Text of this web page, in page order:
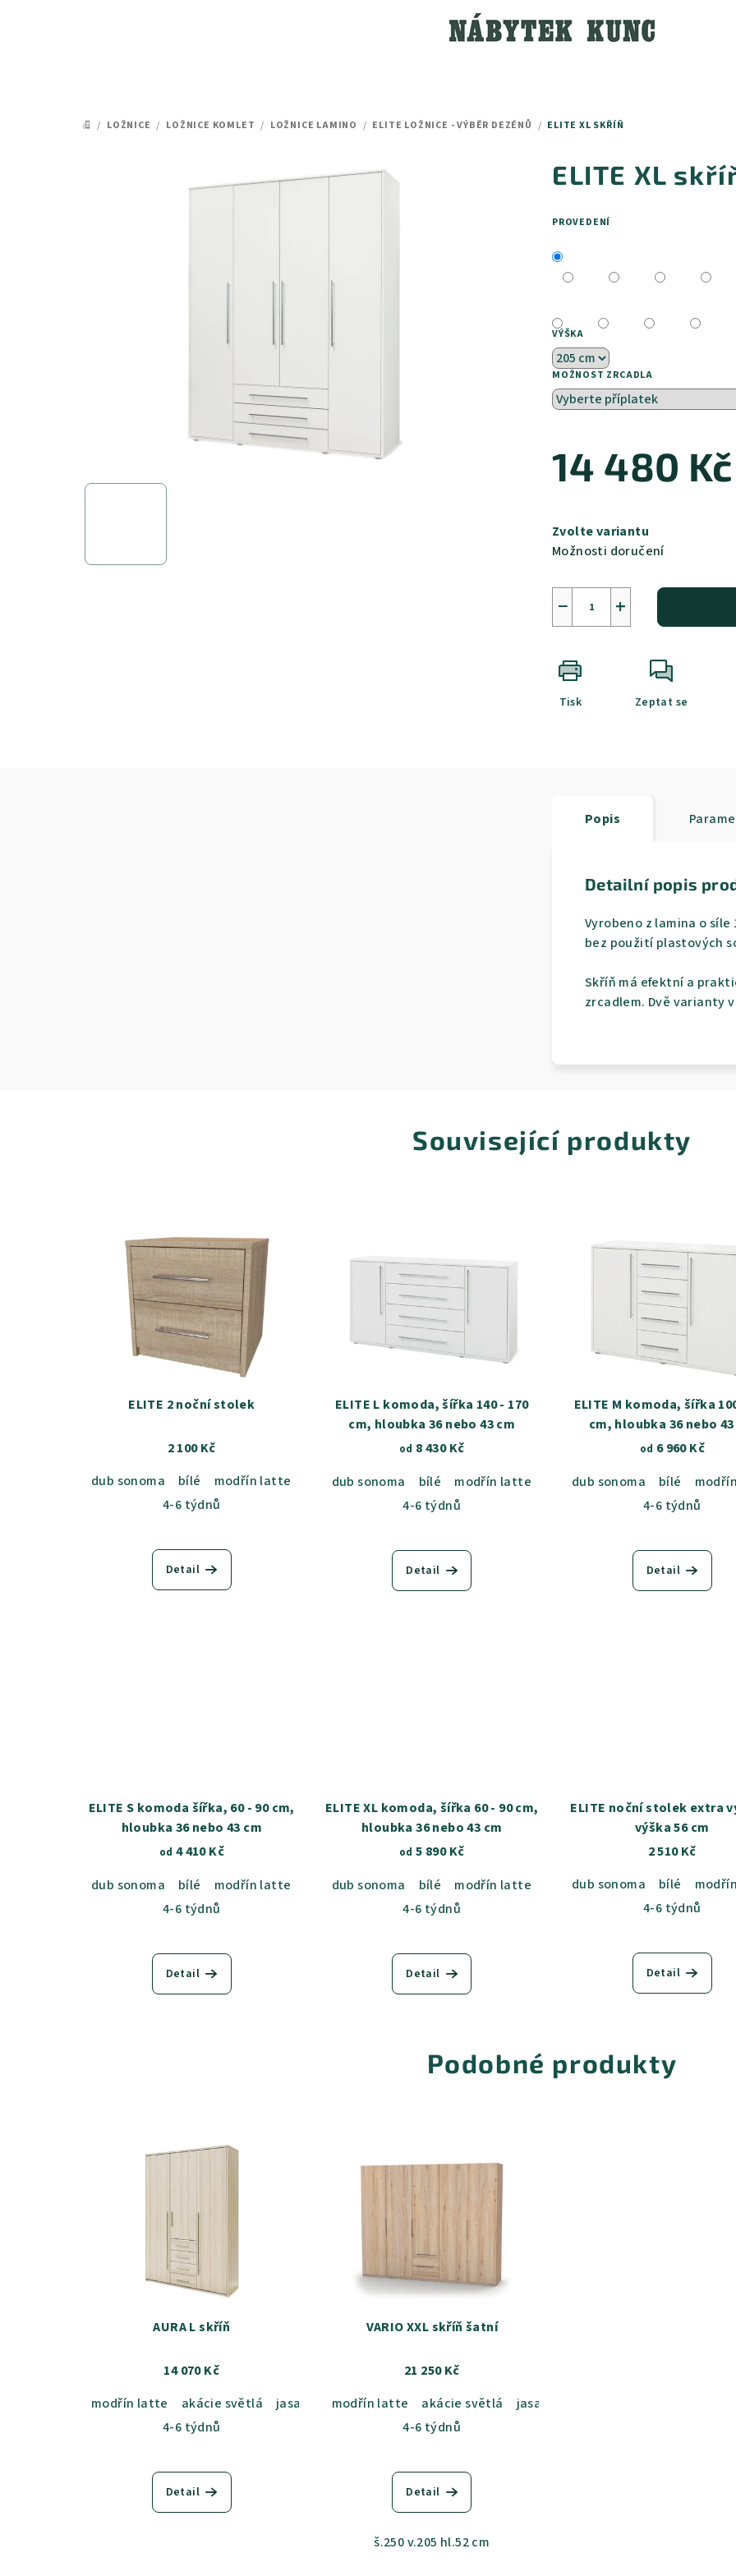
DOMŮ
/ LOŽNICE / LOŽNICE KOMLET / LOŽNICE LAMINO / ELITE LOŽNICE - VÝBĚR DEZÉNŮ / ELITE XL SKŘÍŇ
ELITE XL
PROVEDENÍ
VÝŠKA
MOŽNOST ZRCADLA
14 480 Kč
cena:
Zvolte variantu
Možnosti doručení
+
−
Tisk Zeptat se
Popis
Detailní popis
Vyrobeno z lamina o
bez použití plastových
Skříň má efektní a
zrcadlem. Dvě varianty
Související produkty
ELITE 2 noční stolek
2 100 Kč
dub sonoma
bílé modřín latte akácie světlá jasan šedý dub sametový dub kansas dub harmony
4-6 týdnů
Detail
ELITE L komoda, šířka 140 - 170
cm, hloubka 36 nebo 43 cm
od 8 430 Kč
dub sonoma
bílé modřín latte akácie světlá jasan šedý
4-6 týdnů
Detail
ELITE M komoda, šířka
cm, hloubka 36 nebo 43
od 6 960 Kč
dub sonoma
bílé
4-6 týdnů
Detail
ELITE S komoda šířka, 60 - 90 cm,
hloubka 36 nebo 43 cm
od 4 410 Kč
dub sonoma
bílé modřín latte akácie světlá jasan šedý dub sametový dub kansas dub harmony
4-6 týdnů
Detail
ELITE XL komoda, šířka 60 - 90 cm,
hloubka 36 nebo 43 cm
od 5 890 Kč
dub sonoma
bílé modřín latte akácie světlá jasan šedý
4-6 týdnů
Detail
ELITE noční stolek extra
výška 56 cm
2 510 Kč
dub sonoma
bílé
4-6 týdnů
Detail
Podobné produkty
AURA L skříň
14 070 Kč
modřín latte
akácie světlá jasan šedý dub sametový dub kansas dub grande
4-6 týdnů
Detail
VARIO XXL skříň šatní
21 250 Kč
modřín latte
akácie světlá jasan šedý
4-6 týdnů
Detail
š.250 v.205 hl.52 cm